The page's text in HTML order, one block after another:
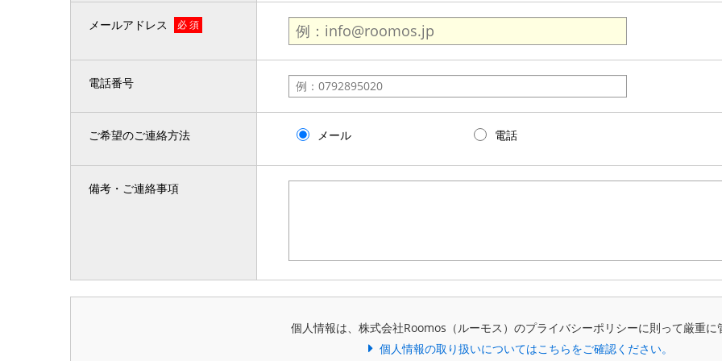
メールアドレス 必 須
電話番号
ご希望のご連絡方法 メール 電話
備考・ご連絡事項
個人情報は、株式会社Roomos（ルーモス）のプライバシーポリシーに則って厳重に
個人情報の取り扱いについてはこちらをご確認ください。